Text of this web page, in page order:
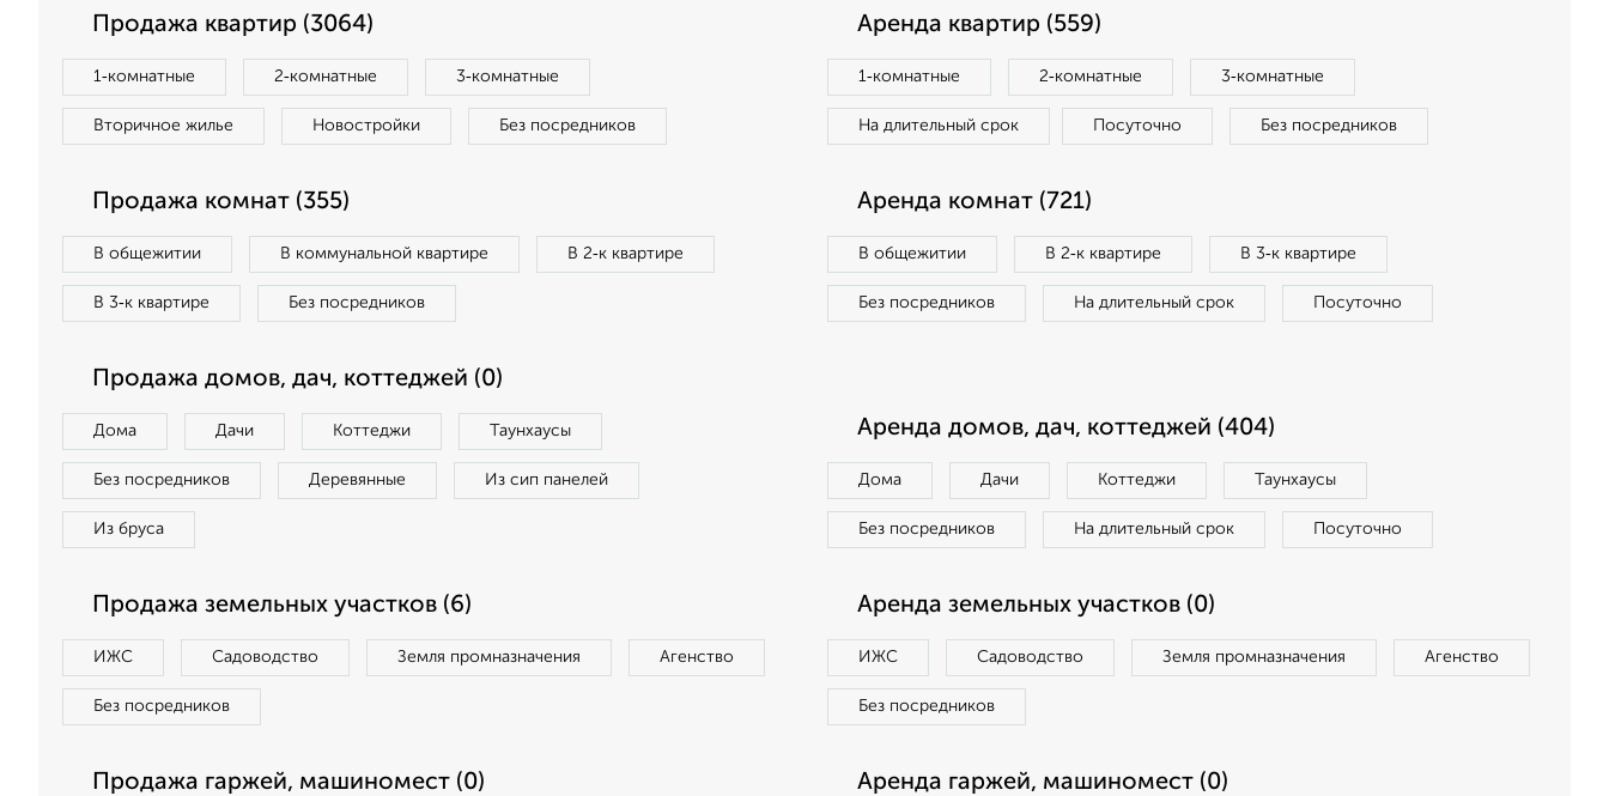
Продажа квартир (3064)
1‑комнатные 2‑комнатные 3‑комнатные
Вторичное жилье Новостройки Без посредников
Аренда квартир (559)
1‑комнатные 2‑комнатные 3‑комнатные
На длительный срок Посуточно Без посредников
Продажа комнат (355)
В общежитии В коммунальной квартире В 2‑к квартире
В 3‑к квартире Без посредников
Аренда комнат (721)
В общежитии В 2‑к квартире В 3‑к квартире
Без посредников На длительный срок Посуточно
Продажа домов, дач, коттеджей (0)
Дома Дачи Коттеджи Таунхаусы
Без посредников Деревянные Из сип панелей
Из бруса
Аренда домов, дач, коттеджей (404)
Дома Дачи Коттеджи Таунхаусы
Без посредников На длительный срок Посуточно
Продажа земельных участков (6)
ИЖС Садоводство Земля промназначения Агенство
Без посредников
Аренда земельных участков (0)
ИЖС Садоводство Земля промназначения Агенство
Без посредников
Продажа гаржей, машиномест (0) Аренда гаржей, машиномест (0)